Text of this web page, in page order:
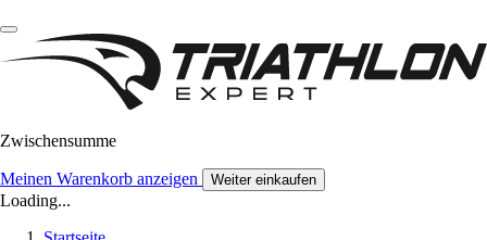
Zwischensumme
Meinen Warenkorb anzeigen Weiter einkaufen
Loading...